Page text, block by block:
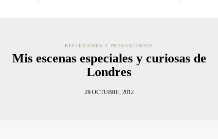
REFLEXIONES Y PENSAMIENTOS
Mis escenas especiales y curiosas de
Londres
29 OCTUBRE, 2012